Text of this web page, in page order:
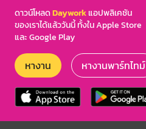
ดาวน์โหลดDayworkแอปพลิเคชัน
ของเราได้แล้ววันนี้ ทั้งใน Apple Store
และ Google Play
หางาน หางานพาร์ทไทม์